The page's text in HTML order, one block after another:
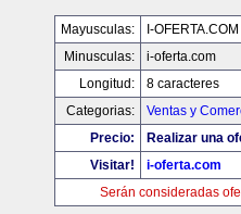
Mayusculas:
I-OFERTA.COM
Minusculas:
i-oferta.com
Longitud:
8 caracteres
Categorias:
Ventas y
Precio:
Realizar una
Visitar!
i-oferta.com
Serán consideradas